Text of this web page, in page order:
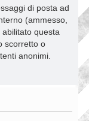
di posta ad
(ammesso,
questa
scorretto o
anonimi.